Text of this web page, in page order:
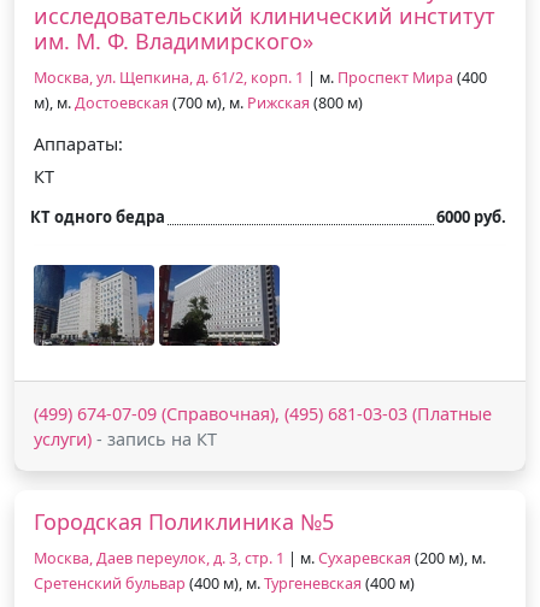
исследовательский клинический институт
им. М. Ф. Владимирского»
Москва, ул. Щепкина, д. 61/2, корп. 1 | м. Проспект Мира (400
м), м.Достоевская (700 м), м. Рижская (800 м)
Аппараты:
КТ
КТ одного бедра 6000 руб.
(499) 674-07-09 (Справочная), (495) 681-03-03 (Платные
услуги) - запись на КТ
Городская Поликлиника №5
Москва, Даев переулок, д. 3, стр. 1 | м.Сухаревская (200 м), м.
Сретенский бульвар (400 м), м.Тургеневская (400 м)